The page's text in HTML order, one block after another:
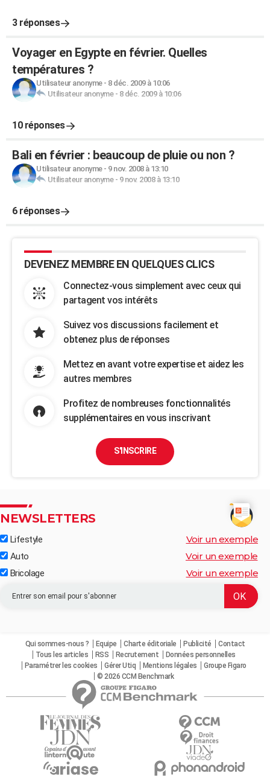
3 réponses
Voyager en Egypte en février. Quelles
températures ?
Utilisateur anonyme- 8 déc. 2009 à 10:06
Utilisateur anonyme- 8 déc. 2009 à 10:06
10 réponses
Bali en février : beaucoup de pluie ou non ?
Utilisateur anonyme- 9 nov. 2008 à 13:10
Utilisateur anonyme- 9 nov. 2008 à 13:10
6 réponses
DEVENEZ MEMBRE EN QUELQUES CLICS
Connectez-vous simplement avec ceux qui
partagent vos intérêts
Suivez vos discussions facilement et
obtenez plus de réponses
Mettez en avant votre expertise et aidez les
autres membres
Profitez de nombreuses fonctionnalités
supplémentaires en vous inscrivant
S'INSCRIRE
NEWSLETTERS
Lifestyle Voir un exemple
Auto Voir un exemple
Bricolage Voir un exemple
Qui sommes-nous ? Equipe Charte éditoriale Publicité
Contact
Tous les articles
RSS Recrutement
Données personnelles
Paramétrer les cookies
Gérer Utiq Mentions légales
Groupe Figaro
© 2026 CCM Benchmark